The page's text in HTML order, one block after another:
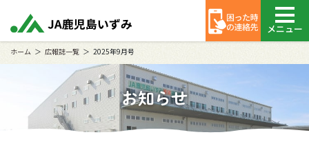
メニュー
ホーム 広報誌一覧 2025年9月号
お知らせ